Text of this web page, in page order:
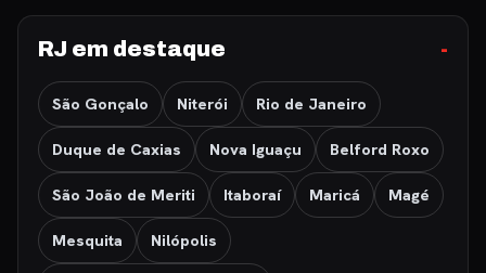
RJ em destaque
São Gonçalo Niterói Rio de Janeiro
Duque de Caxias Nova Iguaçu Belford Roxo
São João de Meriti Itaboraí Maricá Magé
Mesquita Nilópolis